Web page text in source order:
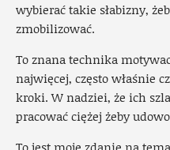
wybierać takie słabizny,
zmobilizować.
To znana technika
najwięcej, często właśnie
kroki. W nadziei, że ich
pracować ciężej żeby